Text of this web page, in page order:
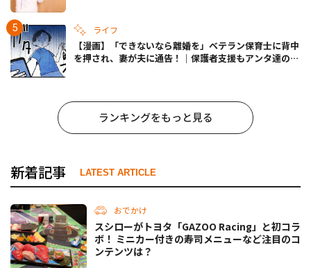
ライフ
【漫画】「できないなら離婚を」ベテラン保育士に背中
を押され、妻が夫に通告！｜保護者支援もアンタ達の仕
ランキングをもっと見る
新着記事 LATEST ARTICLE
おでかけ
スシローがトヨタ「GAZOO Racing」と初コラ
ボ！ ミニカー付きの寿司メニューなど注目のコ
ンテンツは？